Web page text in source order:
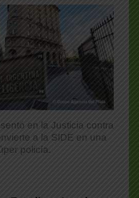
en la Justicia contra
a la SIDE en una
policía.